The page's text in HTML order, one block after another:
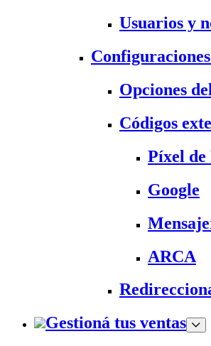
Usuarios y
Opciones
Códigos
Píxel de
Google
ARCA
Gestioná tus ventas